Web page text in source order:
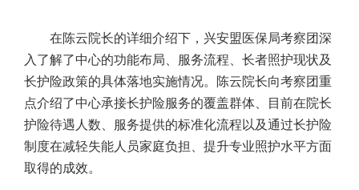
在陈云院长的详细介绍下，兴安盟医保局考察团深
入了解了中心的功能布局、服务流程、长者照护现状及
长护险政策的具体落地实施情况。陈云院长向考察团重
点介绍了中心承接长护险服务的覆盖群体、目前在院长
护险待遇人数、服务提供的标准化流程以及通过长护险
制度在减轻失能人员家庭负担、提升专业照护水平方面
取得的成效。